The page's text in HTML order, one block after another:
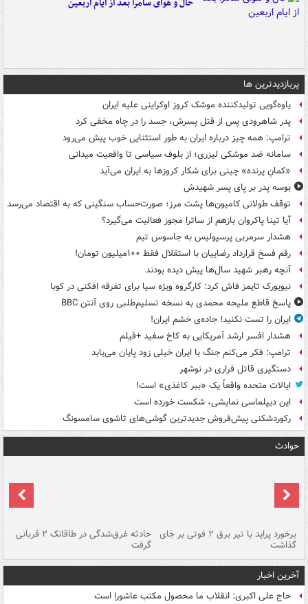
پربازدیدترین ها
یاوه‌گویی تولیدکننده موشک کروز اوکراینی علیه ایران
پدر شاهرودی پس از قتل پسرش، جسد را در چاه مخفی کرد
ترامپ: همه چیز درباره ایران به طور استثنایی خوب پیش می‌رود
سامانه ضد موشکی لیزری؛ از بلوف سیاسی تا واقعیت میدانی
«کمانِ پرنده» چینی برای شکار کروزها به ایران می‌آید
بوسه‌ پدر بر پای پسر شهیدش
توقف طولانی کامیون‌ها پشت مرز؛ صورت‌حساب سنگینی که به اقتصاد می‌رسد
آیا تینا پاکروان بازهم از ساترا مجوز فعالیت می‌گیرد؟
هشدار سرمربی پرسپولیس به جاسوس تیم
رقم فسخ قرارداد رضاییان با استقلال فقط ۱۰۰میلیون تومان!
آنچه رهبر شهید سال‌ها پیش دیده بودند
نیویورک تایمز فاش کرد: کارگروه ویژه سیا برای تفرقه افکنی در کوبا
پاسخ قاطع ملیحه محمدی به نسخه تسلیم‌طلبی روی آنتن BBC
ایران را تست نکنید! جاده‌ی خشم ایران!
هشدار افسر ارشد آمریکایی به کاخ سفید +فیلم
ترامپ: فکر می‌کنم جنگ با ایران خیلی زود پایان می‌یابد
دستگیری قاتل فراری در نوشهر
ایالات متحده واقعاً یک «ببر کاغذی» است!
این دیپلماسی نمایشی، شکست خورده است
رکوردشکنی پیش‌فروش جدیدترین گوشی‌های تاشوی سامسونگ
حوادث
برخورد پراید با تیر برق ۲ فوتی بر جای
گذاشت
حادثه غرق‌شدگی در طاقانک ۲ قربانی
گرفت
آخرین اخبار
حاج علی اکبری: انقلاب ما محصول مکتب عاشورا است